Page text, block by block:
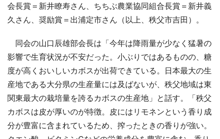
会長賞＝新井瞭寿さん、ちちぶ農業協同組合長賞＝新井義
久さん、奨励賞＝出浦定市さん（以上、秩父市吉田）。
同会の山口辰雄部会長は「今年は降雨量が少なく猛暑の
影響で生育状況が不安だった。小ぶりではあるものの、糖
度が高くおいしいカボスが出荷できている。日本最大の生
産地である大分県の生産量には及ばないが、秩父地域は東
関東最大の栽培量を誇るカボスの生産地」と話す。「秩父
カボスは皮が厚いのが特徴。皮にはリモネンという香り成
分が豊富に含まれているため、搾ったときの香りが強い。